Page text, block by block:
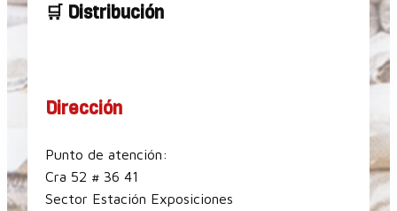
🛒 Distribución
Dirección
Punto de atención:
Cra 52 # 36 41
Sector Estación Exposiciones